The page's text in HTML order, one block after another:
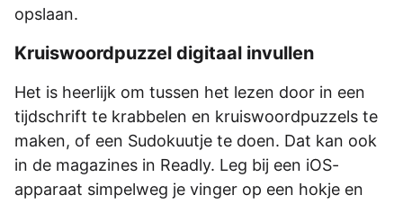
opslaan.
Kruiswoordpuzzel digitaal invullen
Het is heerlijk om tussen het lezen door in een
tijdschrift te krabbelen en kruiswoordpuzzels te
maken, of een Sudokuutje te doen. Dat kan ook
in de magazines in Readly. Leg bij een iOS-
apparaat simpelweg je vinger op een hokje en